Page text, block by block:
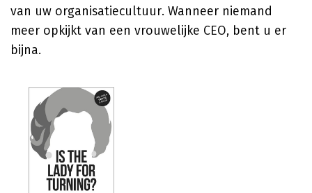
van uw organisatiecultuur. Wanneer niemand
meer opkijkt van een vrouwelijke CEO, bent u er
bijna.